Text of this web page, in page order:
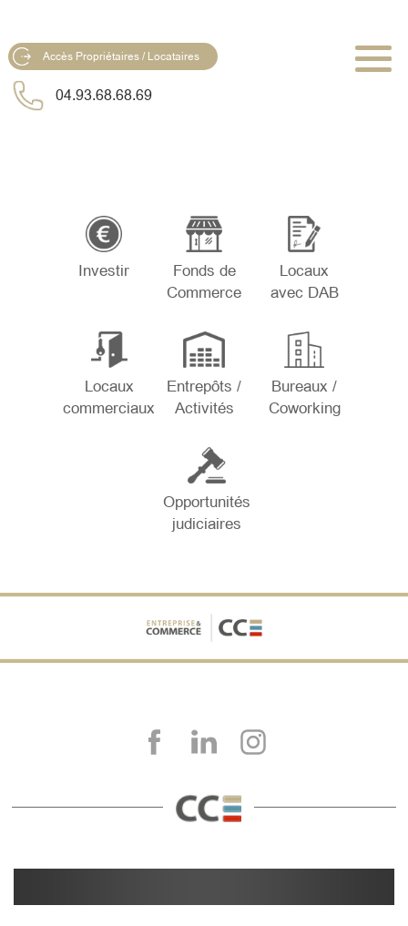
Accès Propriétaires / Locataires
04.93.68.68.69
Investir
Fonds de
Commerce
Locaux
avec DAB
Locaux
commerciaux
Entrepôts /
Activités
Bureaux /
Coworking
Opportunités
judiciaires